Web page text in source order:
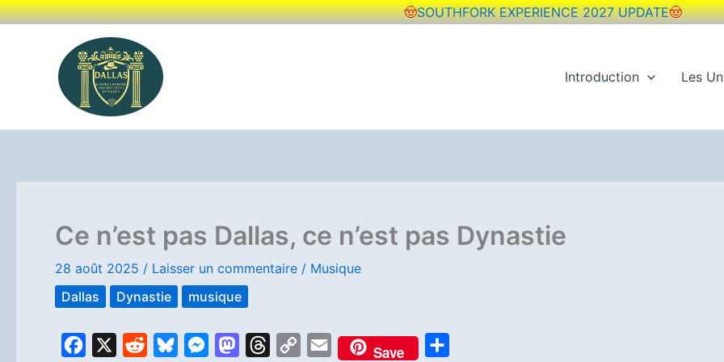
🤠SOUTHFORK EXPERIENCE 2027 UPDATE🤠
Aller
Introduction
Les
Ce n’est pas Dallas, ce n’est pas Dynastie
28 août 2025 / Laisser un commentaire / Musique
Dallas
Dynastie musique
M
M
E
Save